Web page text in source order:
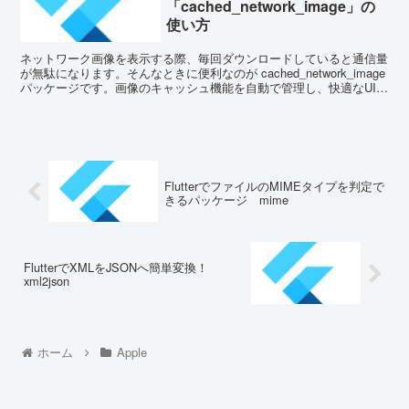
「cached_network_image」の
使い方
ネットワーク画像を表示する際、毎回ダウンロードしていると通信量
が無駄になります。そんなときに便利なのが cached_network_image
パッケージです。画像のキャッシュ機能を自動で管理し、快適なUIを
FlutterでファイルのMIMEタイプを判定で
きるパッケージ mime
FlutterでXMLをJSONへ簡単変換！
xml2json
ホーム Apple